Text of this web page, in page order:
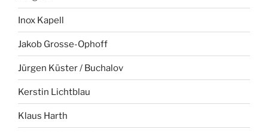
Inox Kapell
Jakob Grosse-Ophoff
Jürgen Küster / Buchalov
Kerstin Lichtblau
Klaus Harth